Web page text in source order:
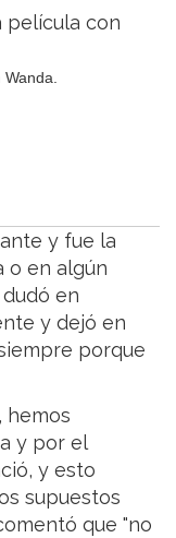
y fue la
o en algún
dudó en
y dejó en
porque
hemos
y por el
y esto
supuestos
que "no